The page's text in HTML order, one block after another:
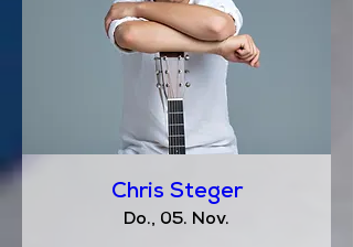
Chris Steger
Do., 05. Nov.